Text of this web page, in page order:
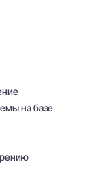
на базе